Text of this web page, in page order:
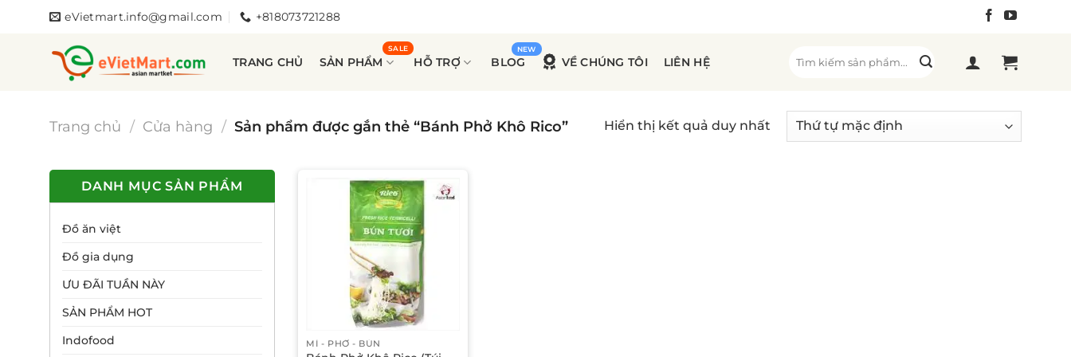
eVietmart.info@gmail.com +818073721288
TRANG CHỦ SẢN PHẨM HỖ TRỢ BLOG VỀ CHÚNG TÔI LIÊN HỆ
kiếm:
Trang chủ / Cửa hàng / Sản phẩm được gắn thẻ “Bánh Phở Khô Rico” Hiển thị kết quả duy nhất
DANH MỤC SẢN PHẨM
Đồ ăn việt
Đồ gia dụng
ƯU ĐÃI TUẦN NÀY
SẢN PHẨM HOT
Indofood
MÌ - PHỞ - BÚN